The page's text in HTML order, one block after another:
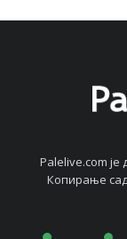
Palelive.com
Копирањe